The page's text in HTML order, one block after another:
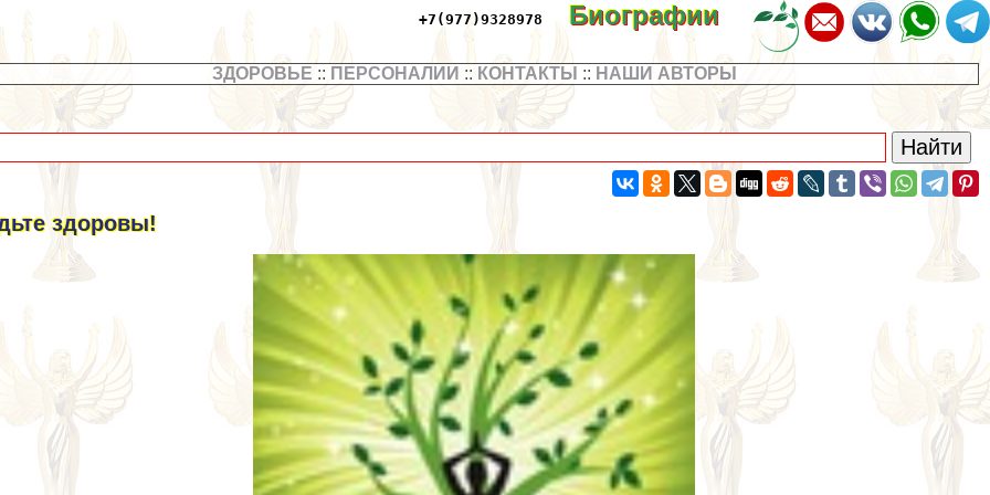
+7(977)9328978 Биографии
ЗДОРОВЬЕ :: ПЕРСОНАЛИИ :: КОНТАКТЫ :: НАШИ АВТОРЫ
здоровы!